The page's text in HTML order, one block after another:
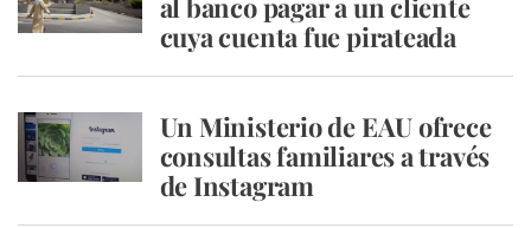
al banco pagar a un cliente
cuya cuenta fue pirateada
Un Ministerio de EAU ofrece
consultas familiares a través
de Instagram